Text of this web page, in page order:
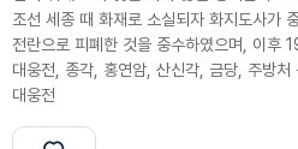
조선 세종 때 화재로 소실되자 화지도사가
전란으로 피폐한 것을 중수하였으며, 이후
대웅전, 종각, 홍연암, 산신각, 금당, 주방처
대웅전